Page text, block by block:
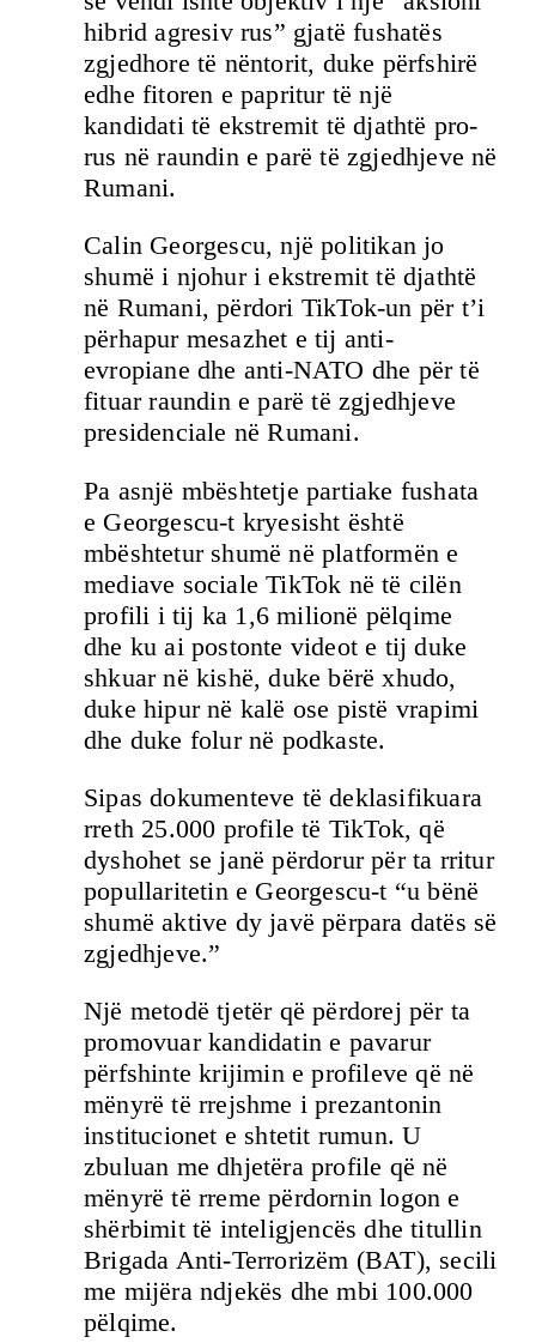
hibrid agresiv rus” gjatë fushatës
zgjedhore të nëntorit, duke përfshirë
edhe fitoren e papritur të një
kandidati të ekstremit të djathtë pro-
rus në raundin e parë të zgjedhjeve në
Rumani.
Calin Georgescu, një politikan jo
shumë i njohur i ekstremit të djathtë
në Rumani, përdori TikTok-un për t’i
përhapur mesazhet e tij anti-
evropiane dhe anti-NATO dhe për të
fituar raundin e parë të zgjedhjeve
presidenciale në Rumani.
Pa asnjë mbështetje partiake fushata
e Georgescu-t kryesisht është
mbështetur shumë në platformën e
mediave sociale TikTok në të cilën
profili i tij ka 1,6 milionë pëlqime
dhe ku ai postonte videot e tij duke
shkuar në kishë, duke bërë xhudo,
duke hipur në kalë ose pistë vrapimi
dhe duke folur në podkaste.
Sipas dokumenteve të deklasifikuara
rreth 25.000 profile të TikTok, që
dyshohet se janë përdorur për ta rritur
popullaritetin e Georgescu-t “u bënë
shumë aktive dy javë përpara datës së
zgjedhjeve.”
Një metodë tjetër që përdorej për ta
promovuar kandidatin e pavarur
përfshinte krijimin e profileve që në
mënyrë të rrejshme i prezantonin
institucionet e shtetit rumun. U
zbuluan me dhjetëra profile që në
mënyrë të rreme përdornin logon e
shërbimit të inteligjencës dhe titullin
Brigada Anti-Terrorizëm (BAT), secili
me mijëra ndjekës dhe mbi 100.000
pëlqime.